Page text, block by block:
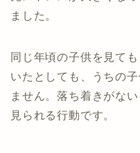
ました。
同じ年頃の子供を見て
いたとしても、うちの
ません。落ち着きがな
見られる行動です。